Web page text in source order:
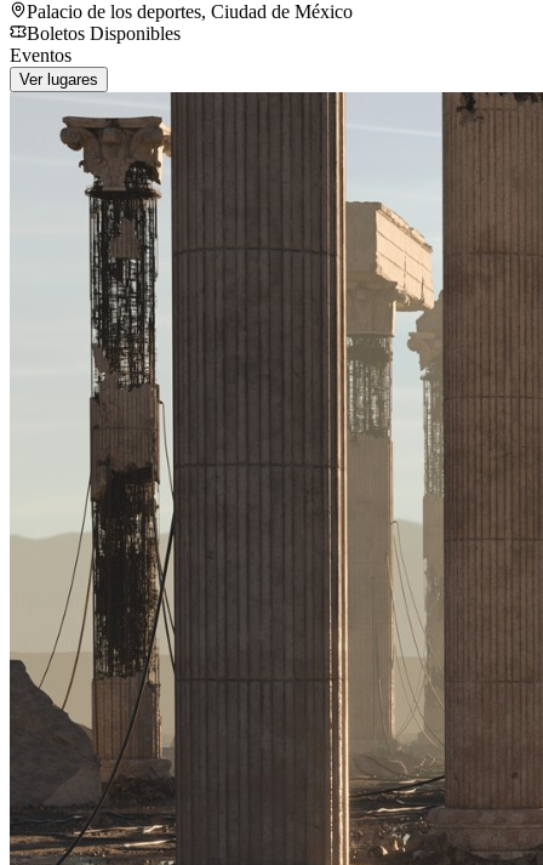
Palacio de los deportes, Ciudad de México
Boletos Disponibles
Eventos
Ver lugares